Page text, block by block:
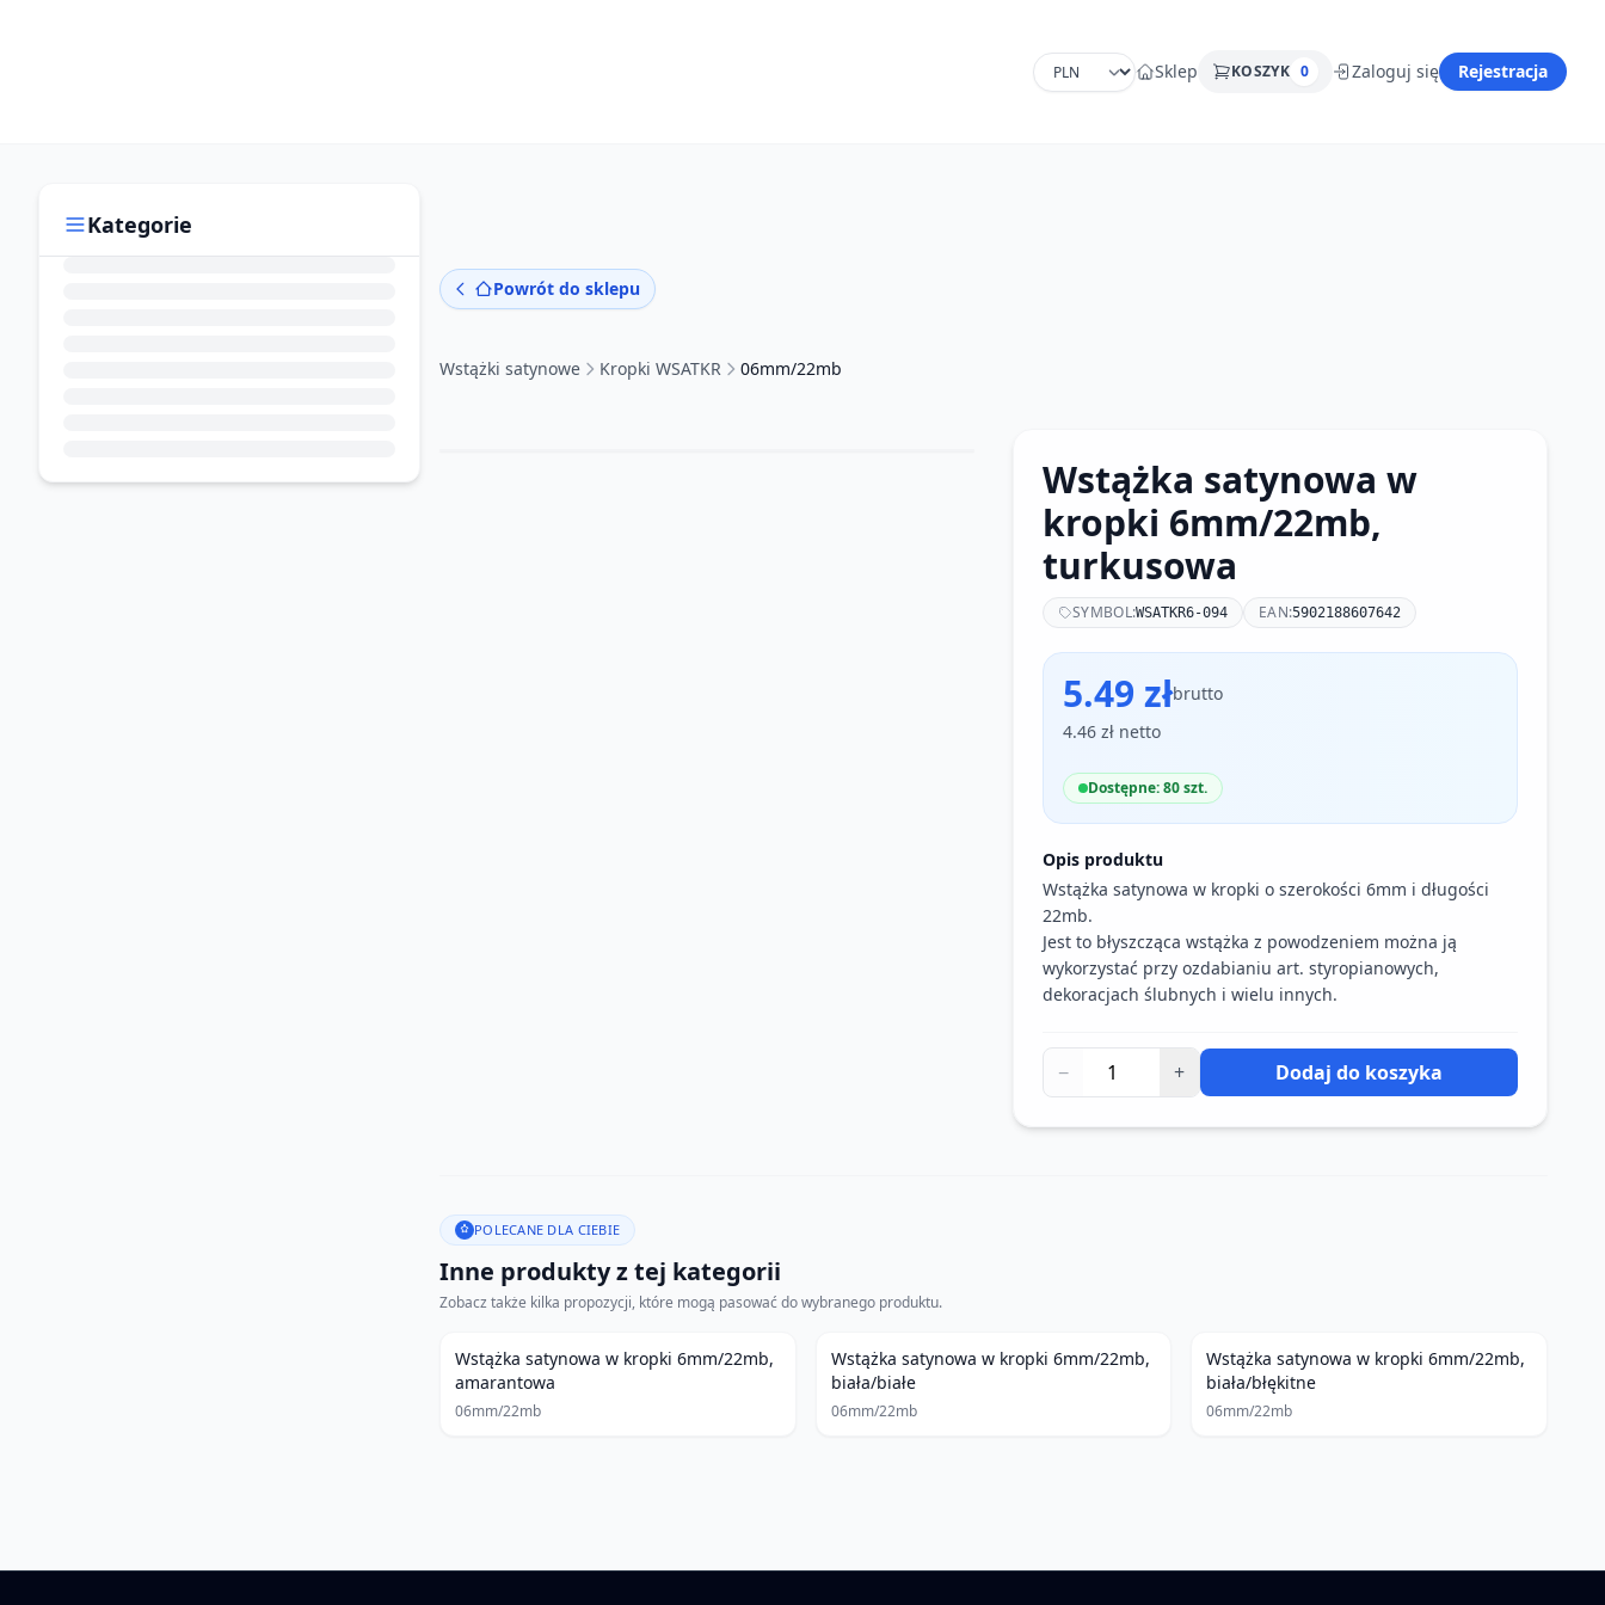
Sklep KOSZYK 0 Zaloguj się Rejestracja
Kategorie
Powrót do sklepu
Wstążki satynowe Kropki WSATKR 06mm/22mb
Wstążka satynowa w
kropki 6mm/22mb,
turkusowa
SYMBOL:WSATKR6-094 EAN:5902188607642
5.49 złbrutto
4.46 zł netto
Dostępne: 80 szt.
Opis produktu
Wstążka satynowa w kropki o szerokości 6mm i długości
22mb.
Jest to błyszcząca wstążka z powodzeniem można ją
wykorzystać przy ozdabianiu art. styropianowych,
dekoracjach ślubnych i wielu innych.
− + Dodaj do koszyka
POLECANE DLA CIEBIE
Inne produkty z tej kategorii
Zobacz także kilka propozycji, które mogą pasować do wybranego produktu.
Wstążka satynowa w kropki 6mm/22mb,
amarantowa
06mm/22mb
Wstążka satynowa w kropki 6mm/22mb,
biała/białe
06mm/22mb
Wstążka satynowa w kropki 6mm/22mb,
biała/błękitne
06mm/22mb